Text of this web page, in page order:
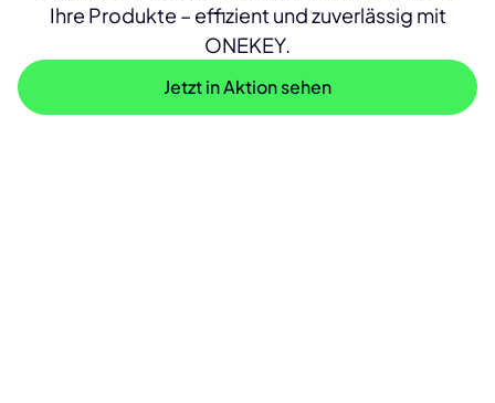
Ihre Produkte – effizient und zuverlässig mit
ONEKEY.
Jetzt in Aktion sehen